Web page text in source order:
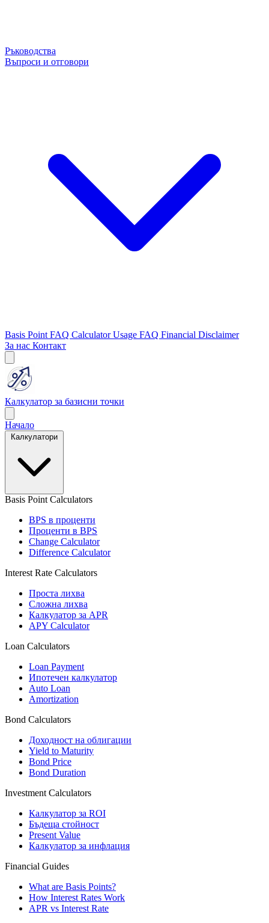
Ръководства
Въпроси и отговори
Basis Point FAQ Calculator Usage FAQ Financial Disclaimer
За нас Контакт
Калкулатор за базисни точки
Начало
Basis Point Calculators
BPS в проценти
Проценти в BPS
Change Calculator
Difference Calculator
Interest Rate Calculators
Проста лихва
Сложна лихва
Калкулатор за APR
APY Calculator
Loan Calculators
Loan Payment
Ипотечен калкулатор
Auto Loan
Amortization
Bond Calculators
Доходност на облигации
Yield to Maturity
Bond Price
Bond Duration
Investment Calculators
Калкулатор за ROI
Бъдеща стойност
Present Value
Калкулатор за инфлация
Financial Guides
What are Basis Points?
How Interest Rates Work
APR vs Interest Rate